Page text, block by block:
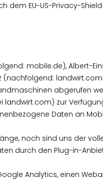
EU-US-Privacy-Shield
mobile.de), Albert-
(nachfolgend:
abgerufen
landwirt.com) zur
Daten an
noch sind uns der
durch den Plug-in-
Analytics, einen